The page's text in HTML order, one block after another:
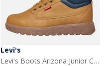
Levi's
Levi's Boots Arizona Junior Camel 0138